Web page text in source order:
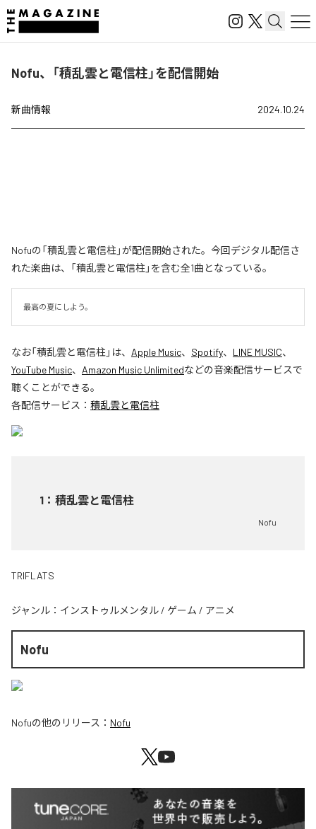
Nofu、「積乱雲と電信柱」を配信開始
新曲情報 2024.10.24
Nofuの「積乱雲と電信柱」が配信開始された。今回デジタル配信さ
れた楽曲は、「積乱雲と電信柱」を含む全1曲となっている。
最高の夏にしよう。
なお「積乱雲と電信柱 」は、 Apple Music、 Spotify、 LINE MUSIC、
YouTube Music、 Amazon Music Unlimitedなどの音楽配信サービスで
聴くことができる。
各配信サービス： 積乱雲と電信柱
1 ： 積乱雲と電信柱
Nofu
TRIFLATS
ジャンル： インストゥルメンタル / ゲーム / アニメ
Nofu
Nofuの他のリリース： Nofu